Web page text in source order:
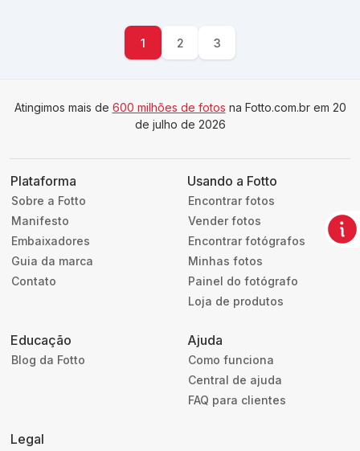
1 2 3
Atingimos mais de 600 milhões de fotos na Fotto.com.br em 20
de julho de 2026
Plataforma
Sobre a Fotto
Manifesto
Embaixadores
Guia da marca
Contato
Usando a Fotto
Encontrar fotos
Vender fotos
Encontrar fotógrafos
Minhas fotos
Painel do fotógrafo
Loja de produtos
Educação
Blog da Fotto
Ajuda
Como funciona
Central de ajuda
FAQ para clientes
Legal